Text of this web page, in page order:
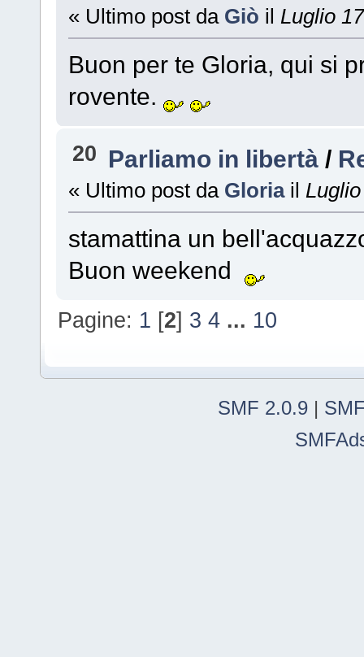
« Ultimo post da Giò il Luglio
Buon per te Gloria, qui si
rovente.
20 Parliamo in libertà /
« Ultimo post da Gloria il
stamattina un
Buon weekend
Pagine: 1 [2] 3 4 ... 10
SMF 2.0.9|